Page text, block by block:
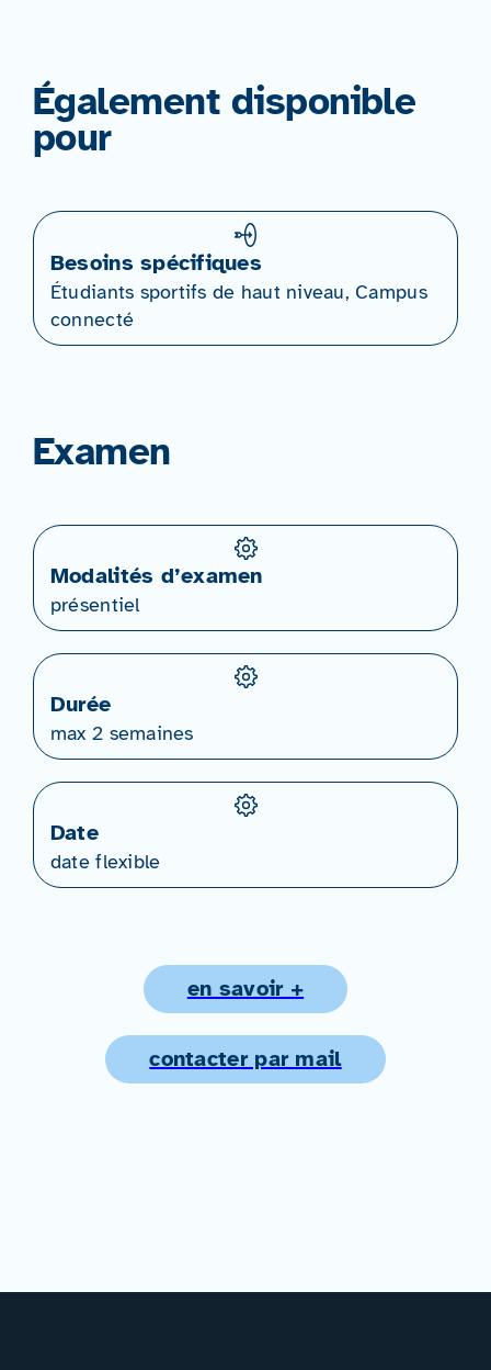
Également disponible
pour
Besoins spécifiques
Étudiants sportifs de haut niveau, Campus
connecté
Examen
Modalités d’examen
présentiel
Durée
max 2 semaines
Date
date flexible
en savoir +
contacter par mail